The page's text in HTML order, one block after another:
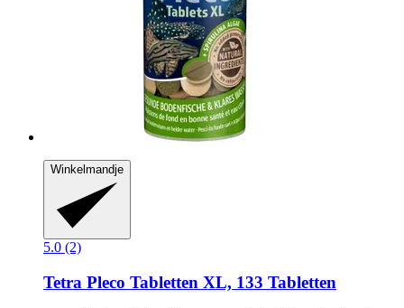
Winkelmandje
5.0 (2)
Tetra Pleco Tabletten XL, 133 Tabletten